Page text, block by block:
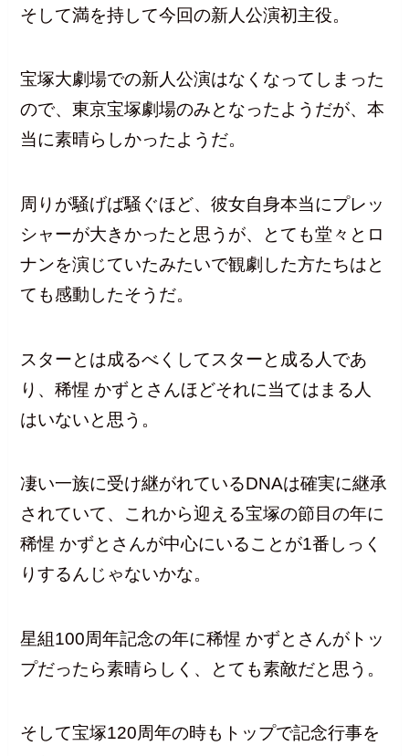
そして満を持して今回の新人公演初主役。
宝塚大劇場での新人公演はなくなってしまった
ので、東京宝塚劇場のみとなったようだが、本
当に素晴らしかったようだ。
周りが騒げば騒ぐほど、彼女自身本当にプレッ
シャーが大きかったと思うが、とても堂々とロ
ナンを演じていたみたいで観劇した方たちはと
ても感動したそうだ。
スターとは成るべくしてスターと成る人であ
り、稀惺 かずとさんほどそれに当てはまる人
はいないと思う。
凄い一族に受け継がれているDNAは確実に継承
されていて、これから迎える宝塚の節目の年に
稀惺 かずとさんが中心にいることが1番しっく
りするんじゃないかな。
星組100周年記念の年に稀惺 かずとさんがトッ
プだったら素晴らしく、とても素敵だと思う。
そして宝塚120周年の時もトップで記念行事を